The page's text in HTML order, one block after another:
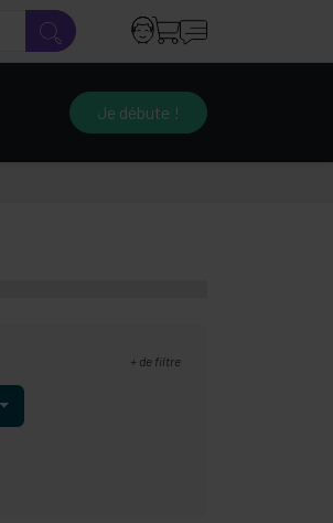
Je débute !
+ de filtre